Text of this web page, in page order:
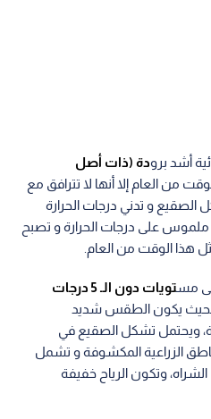
أشد برودة (ذات أصل
من العام إلا أنها لا تترافق مع
و تدني درجات الحرارة
على درجات الحرارة و تصبح
هذا الوقت من العام.
مس
تويات دون الـ 5 درجات
بحيث يكون الطقس شديد
ويحتمل تشكل الصقيع في
الزراعية المكشوفة و تشمل
وتكون الرياح خفيفة